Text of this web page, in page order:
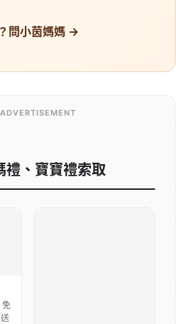
問小茵媽媽 →
禮、寶寶禮索取